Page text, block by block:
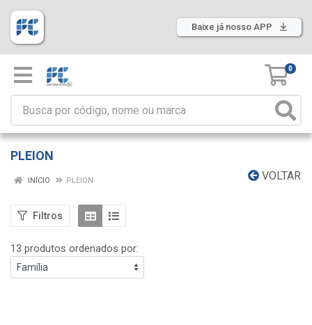
Baixe já nosso APP
0
PLEION
VOLTAR
INÍCIO PLEION
Filtros
13 produtos ordenados por: